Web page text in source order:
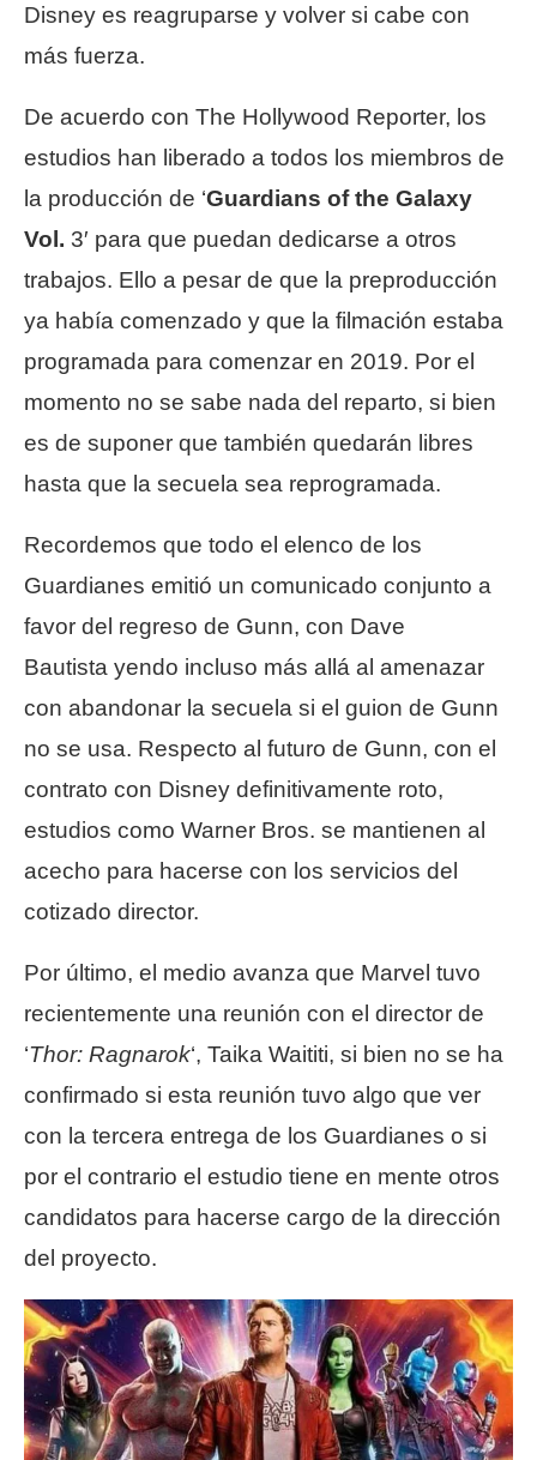
Disney es reagruparse y volver si cabe con
más fuerza.
De acuerdo con The Hollywood Reporter, los
estudios han liberado a todos los miembros de
la producción de ‘Guardians of the Galaxy
Vol. 3′ para que puedan dedicarse a otros
trabajos. Ello a pesar de que la preproducción
ya había comenzado y que la filmación estaba
programada para comenzar en 2019. Por el
momento no se sabe nada del reparto, si bien
es de suponer que también quedarán libres
hasta que la secuela sea reprogramada.
Recordemos que todo el elenco de los
Guardianes emitió un comunicado conjunto a
favor del regreso de Gunn, con Dave
Bautista yendo incluso más allá al amenazar
con abandonar la secuela si el guion de Gunn
no se usa. Respecto al futuro de Gunn, con el
contrato con Disney definitivamente roto,
estudios como Warner Bros. se mantienen al
acecho para hacerse con los servicios del
cotizado director.
Por último, el medio avanza que Marvel tuvo
recientemente una reunión con el director de
‘Thor: Ragnarok‘, Taika Waititi, si bien no se ha
confirmado si esta reunión tuvo algo que ver
con la tercera entrega de los Guardianes o si
por el contrario el estudio tiene en mente otros
candidatos para hacerse cargo de la dirección
del proyecto.